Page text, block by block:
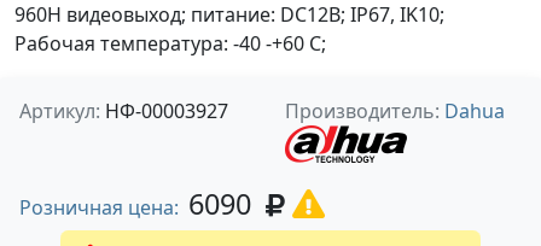
960H видеовыход; питание: DC12В; IP67, IK10;
Рабочая температура: -40 -+60 С;
Артикул: НФ-00003927 Производитель: Dahua
Розничная цена: 6090